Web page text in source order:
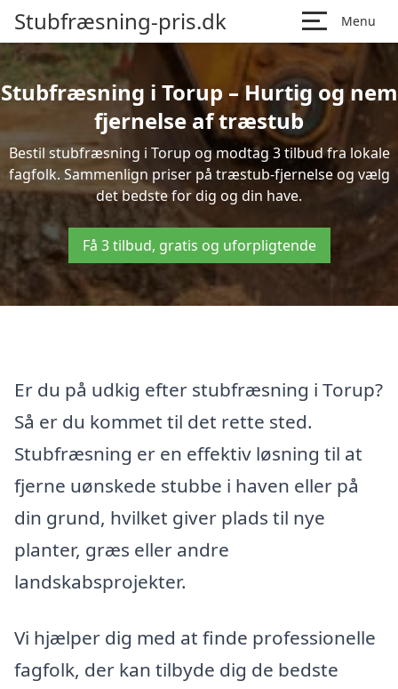
Stubfræsning-pris.dk Menu
Stubfræsning i Torup – Hurtig og nem
fjernelse af træstub
Bestil stubfræsning i Torup og modtag 3 tilbud fra lokale
fagfolk. Sammenlign priser på træstub-fjernelse og vælg
det bedste for dig og din have.
Få 3 tilbud, gratis og uforpligtende
Er du på udkig efter stubfræsning i Torup?
Så er du kommet til det rette sted.
Stubfræsning er en effektiv løsning til at
fjerne uønskede stubbe i haven eller på
din grund, hvilket giver plads til nye
planter, græs eller andre
landskabsprojekter.
Vi hjælper dig med at finde professionelle
fagfolk, der kan tilbyde dig de bedste